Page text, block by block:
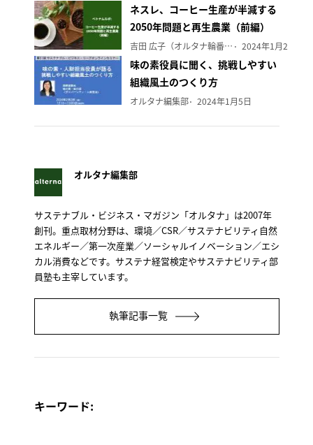
ネスレ、コーヒー生産が半減する
2050年問題と再生農業（前編）
吉田 広子（オルタナ輪番編集長） 2024年1月29日
味の素役員に聞く、挑戦しやすい
組織風土のつくり方
オルタナ編集部 2024年1月5日
オルタナ編集部
サステナブル・ビジネス・マガジン「オルタナ」は2007年
創刊。重点取材分野は、環境／CSR／サステナビリティ自然
エネルギー／第一次産業／ソーシャルイノベーション／エシ
カル消費などです。サステナ経営検定やサステナビリティ部
員塾も主宰しています。
執筆記事一覧
キーワード: